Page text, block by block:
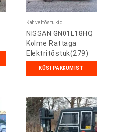
Kahveltõstukid
NISSAN GN01L18HQ
Kolme Rattaga
Elektritõstuk(279)
KÜSI PAKKUMIST